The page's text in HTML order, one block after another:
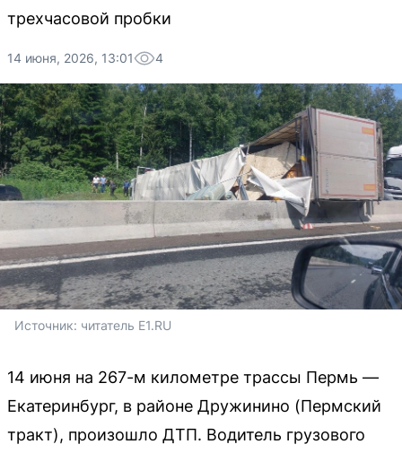
трехчасовой пробки
14 июня, 2026, 13:01 4
Источник: читатель E1.RU
14 июня на 267-м километре трассы Пермь —
Екатеринбург, в районе Дружинино (Пермский
тракт), произошло ДТП. Водитель грузового